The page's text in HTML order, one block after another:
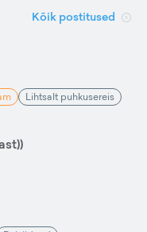
Kõik postitused
Lihtsalt puhkusereis